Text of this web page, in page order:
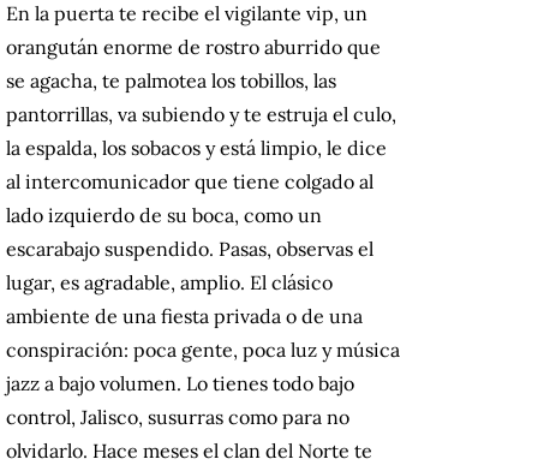
En la puerta te recibe el vigilante vip, un
orangután enorme de rostro aburrido que
se agacha, te palmotea los tobillos, las
pantorrillas, va subiendo y te estruja el culo,
la espalda, los sobacos y está limpio, le dice
al intercomunicador que tiene colgado al
lado izquierdo de su boca, como un
escarabajo suspendido. Pasas, observas el
lugar, es agradable, amplio. El clásico
ambiente de una fiesta privada o de una
conspiración: poca gente, poca luz y música
jazz a bajo volumen. Lo tienes todo bajo
control, Jalisco, susurras como para no
olvidarlo. Hace meses el clan del Norte te